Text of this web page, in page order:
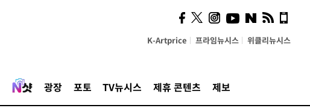
K-Artprice 프라임뉴시스 위클리뉴시스
광장 포토 TV뉴시스 제휴 콘텐츠 제보
의견, 국토부·LH에 충실히
전달할 것"